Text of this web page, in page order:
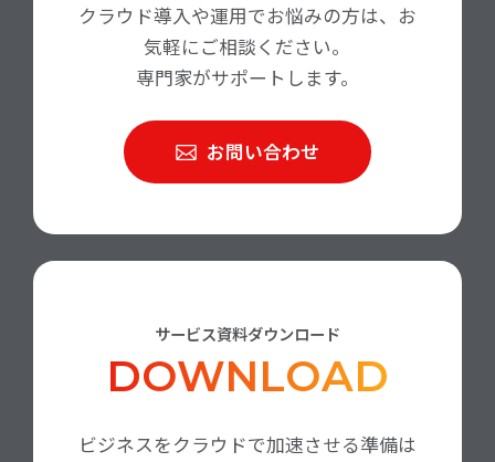
クラウド導入や運用でお悩みの方は、お
気軽にご相談ください。
専門家がサポートします。
お問い合わせ
サービス資料ダウンロード
DOWNLOAD
ビジネスをクラウドで加速させる準備は